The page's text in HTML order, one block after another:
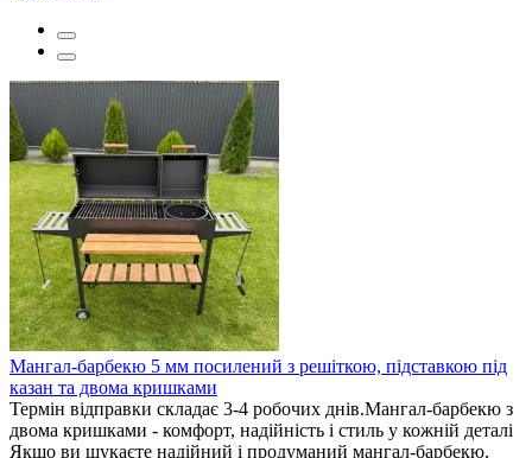
Мангал-барбекю 5 мм посилений з решіткою, підставкою під
казан та двома кришками
Термін відправки складає 3-4 робочих днів.Мангал-барбекю з
двома кришками - комфорт, надійність і стиль у кожній деталі
Якщо ви шукаєте надійний і продуманий мангал-барбекю,